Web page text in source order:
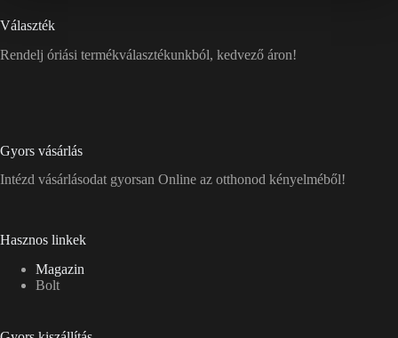
Választék
Rendelj óriási termékválasztékunkból, kedvező áron!
Gyors vásárlás
Intézd vásárlásodat gyorsan Online az otthonod kényelméből!
Hasznos linkek
Magazin
Bolt